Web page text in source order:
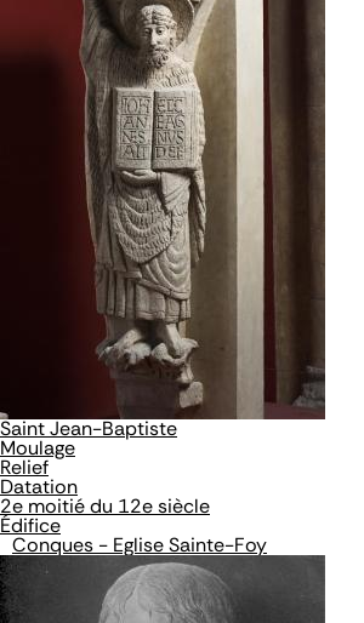
Saint Jean-Baptiste
Moulage
Relief
Datation
2e moitié du 12e siècle
Édifice
Conques - Eglise Sainte-Foy